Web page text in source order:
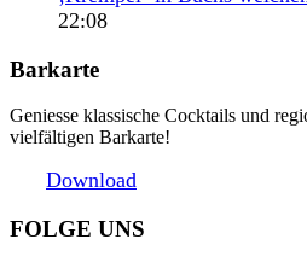
22:08
Barkarte
Geniesse klassische Cocktails und
vielfältigen Barkarte!
Download
FOLGE UNS